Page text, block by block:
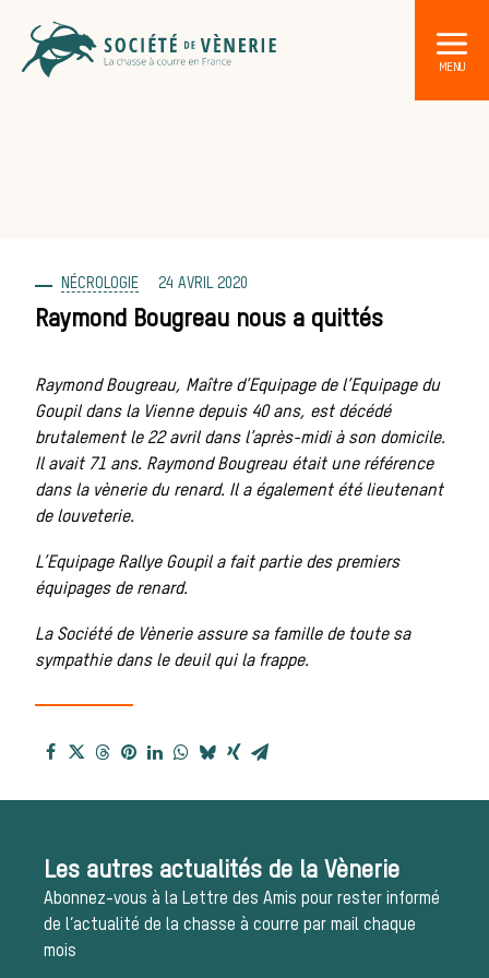
Les acteurs de la vènerie
Les chiens de meute
Les chevaux de chasse
La vènerie contemporaine
Chasser les idées reçues
Bien-être animal
Histoire de la chasse à
Patrimoine
Équipages
NÉCROLOGIE 24 AVRIL 2020
Raymond Bougreau nous a quittés
Raymond Bougreau, Maître d’Equipage de l’Equipage du
Goupil dans la Vienne depuis 40 ans, est décédé
brutalement le 22 avril dans l’après-midi à son domicile.
Il avait 71 ans. Raymond Bougreau était une référence
dans la vènerie du renard. Il a également été lieutenant
de louveterie.
L’Equipage Rallye Goupil a fait partie des premiers
équipages de renard.
La Société de Vènerie assure sa famille de toute sa
sympathie dans le deuil qui la frappe.
Les autres actualités de la Vènerie
Abonnez-vous à la Lettre des Amis pour rester informé
de l’actualité de la chasse à courre par mail chaque
mois